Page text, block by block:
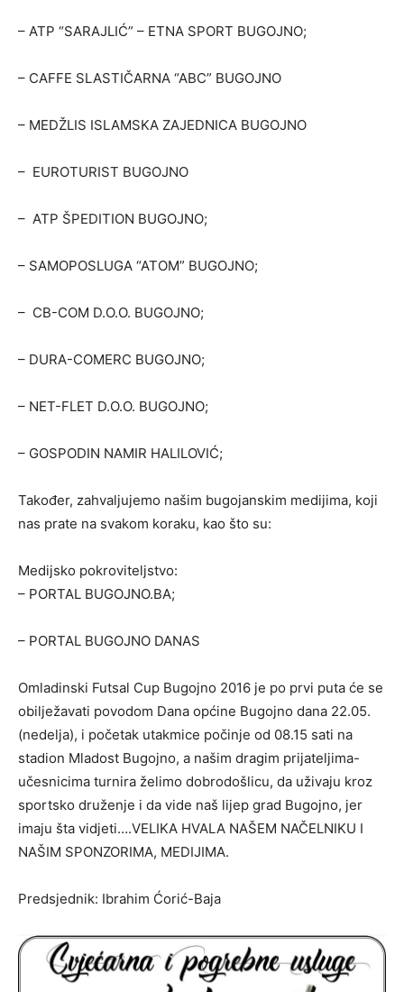
– ATP “SARAJLIĆ” – ETNA SPORT BUGOJNO;
– CAFFE SLASTIČARNA “ABC” BUGOJNO
– MEDŽLIS ISLAMSKA ZAJEDNICA BUGOJNO
– EUROTURIST BUGOJNO
– ATP ŠPEDITION BUGOJNO;
– SAMOPOSLUGA “ATOM” BUGOJNO;
– CB-COM D.O.O. BUGOJNO;
– DURA-COMERC BUGOJNO;
– NET-FLET D.O.O. BUGOJNO;
– GOSPODIN NAMIR HALILOVIĆ;
Također, zahvaljujemo našim bugojanskim medijima, koji
nas prate na svakom koraku, kao što su:
Medijsko pokroviteljstvo:
– PORTAL BUGOJNO.BA;
– PORTAL BUGOJNO DANAS
Omladinski Futsal Cup Bugojno 2016 je po prvi puta će se
obilježavati povodom Dana općine Bugojno dana 22.05.
(nedelja), i početak utakmice počinje od 08.15 sati na
stadion Mladost Bugojno, a našim dragim prijateljima-
učesnicima turnira želimo dobrodošlicu, da uživaju kroz
sportsko druženje i da vide naš lijep grad Bugojno, jer
imaju šta vidjeti….VELIKA HVALA NAŠEM NAČELNIKU I
NAŠIM SPONZORIMA, MEDIJIMA.
Predsjednik: Ibrahim Ćorić-Baja